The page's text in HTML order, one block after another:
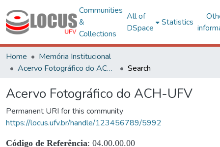
Communities
&
Collections
All of
DSpace
Statistics
Home
Memória Institucional
Acervo Fotográfico do ACH-UFV
Search
Acervo Fotográfico do ACH-UFV
Permanent URI for this community
https://locus.ufv.br/handle/123456789/5992
Código de Referência: 04.00.00.00